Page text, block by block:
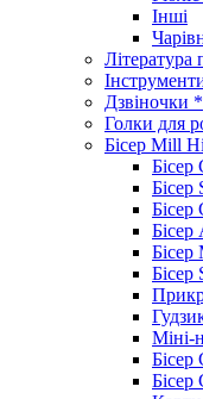
Інші
Література
Дзвіночки *
Голки для
Бісер Mill
Бісер
Бісер
Бісер
Бісер
Бісер
Бісер
Міні-
Бісер
Бісер